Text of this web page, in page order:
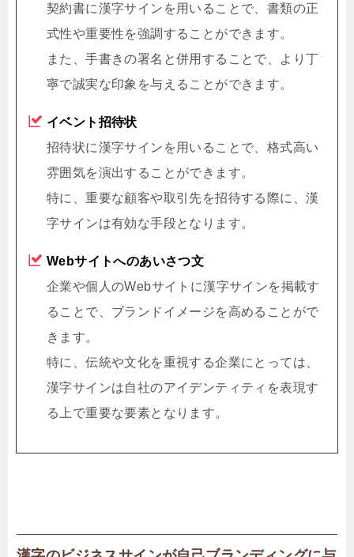
契約書に漢字サインを用いることで、書類の正
式性や重要性を強調することができます。
また、手書きの署名と併用することで、より丁
寧で誠実な印象を与えることができます。
イベント招待状
招待状に漢字サインを用いることで、格式高い
雰囲気を演出することができます。
特に、重要な顧客や取引先を招待する際に、漢
字サインは有効な手段となります。
Webサイトへのあいさつ文
企業や個人のWebサイトに漢字サインを掲載す
ることで、ブランドイメージを高めることがで
きます。
特に、伝統や文化を重視する企業にとっては、
漢字サインは自社のアイデンティティを表現す
る上で重要な要素となります。